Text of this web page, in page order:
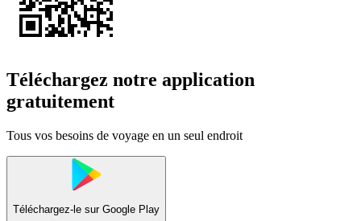
Téléchargez notre application
gratuitement
Tous vos besoins de voyage en un seul endroit
Téléchargez-le sur Google Play